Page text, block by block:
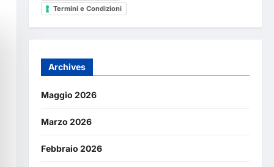
Termini e Condizioni
Archives
Maggio 2026
Marzo 2026
Febbraio 2026